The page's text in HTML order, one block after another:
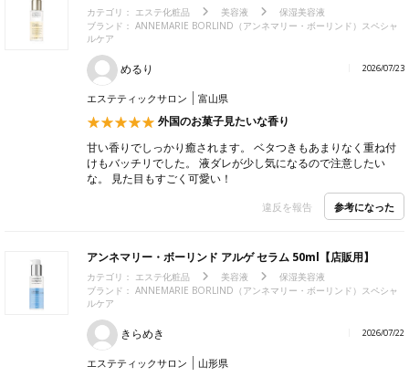
カテゴリ： エステ化粧品 美容液
保湿美容液
ブランド： ANNEMARIE BORLIND（アンネマリー・ボーリンド）スペシャ
ルケア
めるり 2026/07/23
エステティックサロン 富山県
外国のお菓子見たいな香り
甘い香りでしっかり癒されます。 ベタつきもあまりなく重ね付
けもバッチリでした。 液ダレが少し気になるので注意したい
な。 見た目もすごく可愛い！
違反を報告 参考になった
アンネマリー・ボーリンド アルゲ セラム 50ml【店販用】
カテゴリ： エステ化粧品 美容液
保湿美容液
ブランド： ANNEMARIE BORLIND（アンネマリー・ボーリンド）スペシャ
ルケア
きらめき 2026/07/22
エステティックサロン 山形県